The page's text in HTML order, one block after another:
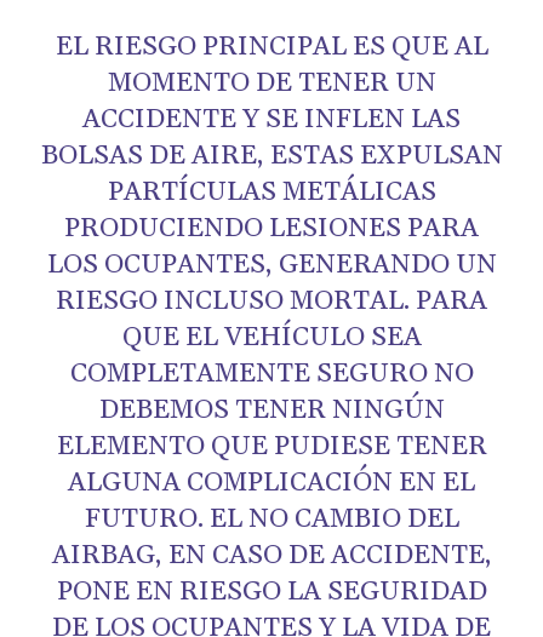
EL RIESGO PRINCIPAL ES QUE AL
MOMENTO DE TENER UN
ACCIDENTE Y SE INFLEN LAS
BOLSAS DE AIRE, ESTAS EXPULSAN
PARTÍCULAS METÁLICAS
PRODUCIENDO LESIONES PARA
LOS OCUPANTES, GENERANDO UN
RIESGO INCLUSO MORTAL. PARA
QUE EL VEHÍCULO SEA
COMPLETAMENTE SEGURO NO
DEBEMOS TENER NINGÚN
ELEMENTO QUE PUDIESE TENER
ALGUNA COMPLICACIÓN EN EL
FUTURO. EL NO CAMBIO DEL
AIRBAG, EN CASO DE ACCIDENTE,
PONE EN RIESGO LA SEGURIDAD
DE LOS OCUPANTES Y LA VIDA DE